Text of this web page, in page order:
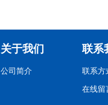
关于我们
公司简介
联系
联系方
在线留